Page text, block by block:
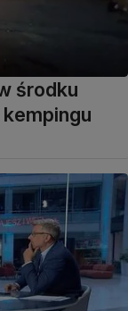
środku
kempingu